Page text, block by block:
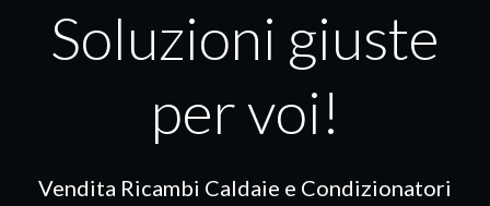
Soluzioni giuste
per voi!
Vendita Ricambi Caldaie e Condizionatori